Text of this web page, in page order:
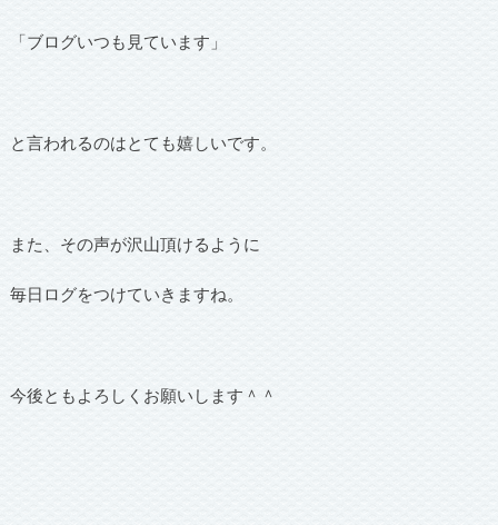
「ブログいつも見ています」
と言われるのはとても嬉しいです。
また、その声が沢山頂けるように
毎日ログをつけていきますね。
今後ともよろしくお願いします＾＾